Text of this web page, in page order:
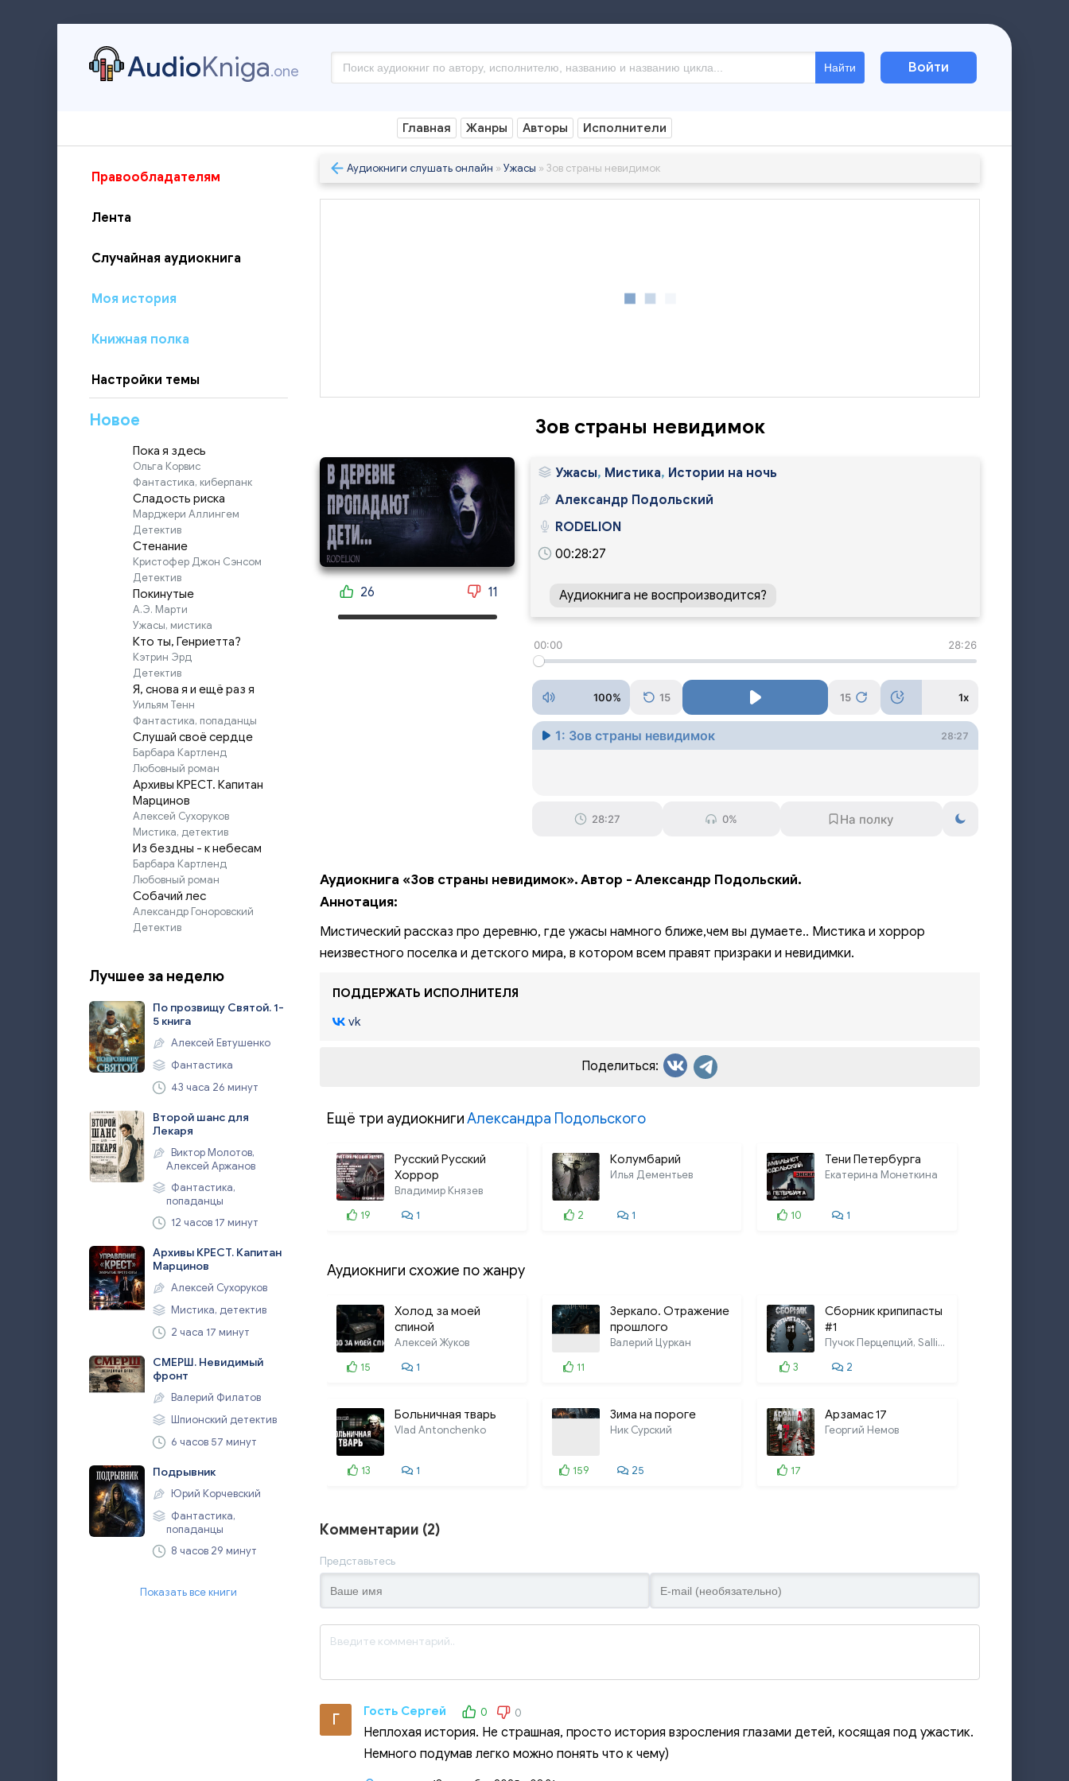
AudioKniga.one Найти Войти
Главная Жанры Авторы Исполнители
Правообладателям
Лента
Случайная аудиокнига
Моя история
Книжная полка
Настройки темы
Новое
Пока я здесь
Ольга Корвис
Фантастика, киберпанк
Сладость риска
Марджери Аллингем
Детектив
Стенание
Кристофер Джон Сэнсом
Детектив
Покинутые
А.Э. Марти
Ужасы, мистика
Кто ты, Генриетта?
Кэтрин Эрд
Детектив
Я, снова я и ещё раз я
Уильям Тенн
Фантастика, попаданцы
Слушай своё сердце
Барбара Картленд
Любовный роман
Архивы КРЕСТ. Капитан
Марцинов
Алексей Сухоруков
Мистика, детектив
Из бездны - к небесам
Барбара Картленд
Любовный роман
Собачий лес
Александр Гоноровский
Детектив
Лучшее за неделю
По прозвищу Святой. 1-
5 книга
Алексей Евтушенко
Фантастика
43 часа 26 минут
Второй шанс для
Лекаря
Виктор Молотов,
Алексей Аржанов
Фантастика,
попаданцы
12 часов 17 минут
Архивы КРЕСТ. Капитан
Марцинов
Алексей Сухоруков
Мистика, детектив
2 часа 17 минут
СМЕРШ. Невидимый
фронт
Валерий Филатов
Шпионский детектив
6 часов 57 минут
Подрывник
Юрий Корчевский
Фантастика,
попаданцы
8 часов 29 минут
Показать все книги
Аудиокниги слушать онлайн » Ужасы » Зов страны невидимок
Зов страны невидимок
26 11
Ужасы, Мистика, Истории на ночь
Александр Подольский
RODELION
00:28:27
Аудиокнига не воспроизводится?
00:00 28:26
100% 15 15 1x
1: Зов страны невидимок 28:27
28:27 0%
Аудиокнига «Зов страны невидимок». Автор - Александр Подольский.
Аннотация:
Мистический рассказ про деревню, где ужасы намного ближе,чем вы думаете.. Мистика и хоррор
неизвестного поселка и детского мира, в котором всем правят призраки и невидимки.
ПОДДЕРЖАТЬ ИСПОЛНИТЕЛЯ
vk
Поделиться:
Ещё три аудиокнигиАлександра Подольского
Русский Русский
Хоррор
Владимир Князев
19
1
Колумбарий
Илья Дементьев
2 1
Тени Петербурга
Екатерина Монеткина
10 1
Аудиокниги схожие по жанру
Холод за моей
спиной
Алексей Жуков
15
1
Зеркало. Отражение
прошлого
Валерий Цуркан
11
Сборник крипипасты
#1
Пучок Перцепций, Sallivan, Артём
3
2
Больничная тварь
Vlad Antonchenko
13 1
Зима на пороге
Ник Сурский
159 25
Арзамас 17
Георгий Немов
17
Комментарии (2)
Представьтесь
Г Гость Сергей 0 0
Неплохая история. Не страшная, просто история взросления глазами детей, косящая под ужастик.
Немного подумав легко можно понять что к чему)